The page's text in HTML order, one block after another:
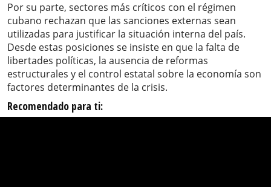
Por su parte, sectores más críticos con el régimen
cubano rechazan que las sanciones externas sean
utilizadas para justificar la situación interna del país.
Desde estas posiciones se insiste en que la falta de
libertades políticas, la ausencia de reformas
estructurales y el control estatal sobre la economía son
factores determinantes de la crisis.
Recomendado para ti: